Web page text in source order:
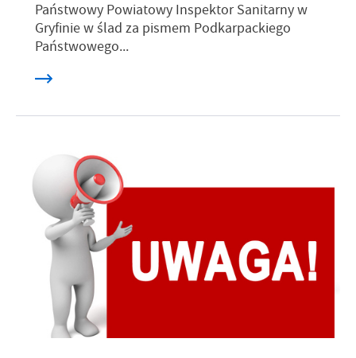
Państwowy Powiatowy Inspektor Sanitarny w
Gryfinie w ślad za pismem Podkarpackiego
Państwowego...